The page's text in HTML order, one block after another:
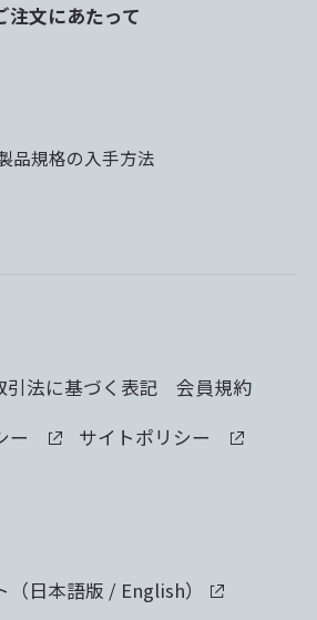
注文にあたって
品規格の入手方法
引法に基づく表記
会員規約
ー
サイトポリシー
（日本語版 / English）